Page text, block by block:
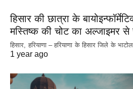
हिसार की छात्रा के
मस्तिष्क की चोट का अल्जाइमर
हिसार, हरियाणा – हरियाणा के हिसार जिले के
1 year ago